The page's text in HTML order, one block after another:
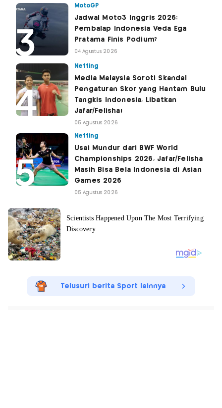
MotoGP
Jadwal Moto3 Inggris 2026:
Pembalap Indonesia Veda Ega
Pratama Finis Podium?
04 Agustus 2026
Netting
Media Malaysia Soroti Skandal
Pengaturan Skor yang Hantam Bulu
Tangkis Indonesia, Libatkan
Jafar/Felisha!
05 Agustus 2026
Netting
Usai Mundur dari BWF World
Championships 2026, Jafar/Felisha
Masih Bisa Bela Indonesia di Asian
Games 2026
05 Agustus 2026
Telusuri berita Sport lainnya